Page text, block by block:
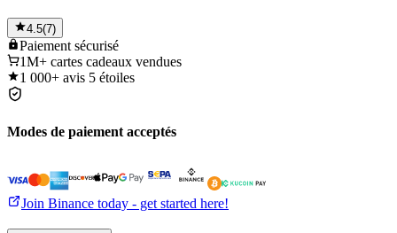
4.5(7)
Paiement sécurisé
1M+ cartes cadeaux vendues
1 000+ avis 5 étoiles
Modes de paiement acceptés
Join Binance today - get started here!